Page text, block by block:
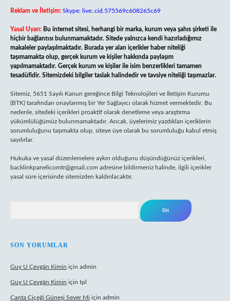
Reklam ve İletişim: Skype: live:.cid.575569c608265c69
Yasal Uyarı: Bu internet sitesi, herhangi bir marka, kurum veya şahıs şirketi ile
hiçbir bağlantısı bulunmamaktadır. Sitede yalnızca kendi hazırladığımız
makaleler paylaşılmaktadır. Burada yer alan içerikler haber niteliği
taşımamakta olup, gerçek kurum ve kişiler hakkında paylaşım
yapılmamaktadır. Gerçek kurum ve kişiler ile isim benzerlikleri tamamen
tesadüfidir. Sitemizdeki bilgiler taslak halindedir ve tavsiye niteliği taşımazlar.
Sitemiz, 5651 Sayılı Kanun gereğince Bilgi Teknolojileri ve İletişim Kurumu
(BTK) tarafından onaylanmış bir Yer Sağlayıcı olarak hizmet vermektedir. Bu
nedenle, sitedeki içerikleri proaktif olarak denetleme veya araştırma
yükümlülüğümüz bulunmamaktadır. Ancak, üyelerimiz yazdıkları içeriklerin
sorumluluğunu taşımakta olup, siteye üye olarak bu sorumluluğu kabul etmiş
sayılırlar.
Hukuka ve yasal düzenlemelere aykırı olduğunu düşündüğünüz içerikleri,
backlinkpanelicomtr@gmail.com adresine bildirmeniz halinde, ilgili içerikler
yasal süre içerisinde sitemizden kaldırılacaktır.
SON YORUMLAR
Guy U Çevgân Kimin için admin
Guy U Çevgân Kimin için Işıl
Çanta Çiçeği Güneşi Sever Mi için admin